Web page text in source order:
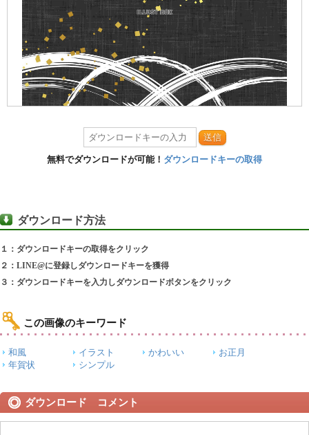
送信
無料でダウンロードが可能！ ダウンロードキーの取得
ダウンロード方法
１：ダウンロードキーの取得をクリック
２：LINE@に登録しダウンロードキーを獲得
３：ダウンロードキーを入力しダウンロードボタンをクリック
この画像のキーワード
和風 イラスト かわいい
お正月
年賀状
シンプル
ダウンロード コメント